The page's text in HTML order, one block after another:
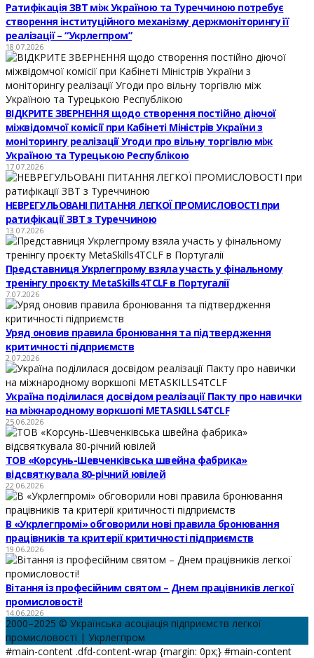
Ратифікація ЗВТ між Україною та Туреччиною потребує
створення інституційного механізму держмоніторингу її
реалізації – “Укрлегпром”
18.07.2026
ВІДКРИТЕ ЗВЕРНЕННЯ щодо створення постійно діючої
міжвідомчої комісії при Кабінеті Міністрів України з
моніторингу реалізації Угоди про вільну торгівлю між
Україною та Турецькою Республікою
17.07.2026
НЕВРЕГУЛЬОВАНІ ПИТАННЯ ЛЕГКОЇ ПРОМИСЛОВОСТІ при
ратифікації ЗВТ з Туреччиною
13.07.2026
Представниця Укрлегпрому взяла участь у фінальному
тренінгу проєкту MetaSkills4TCLF в Португалії
7.07.2026
Уряд оновив правила бронювання та підтвердження
критичності підприємств
2.07.2026
Україна поділилася досвідом реалізації Пакту про навички
на міжнародному воркшопі METASKILLS4TCLF
25.06.2026
ТОВ «Корсунь-Шевченківська швейна фабрика»
відсвяткувала 80-річний ювілей
22.06.2026
В «Укрлегпромі» обговорили нові правила бронювання
працівників та критерії критичності підприємств
19.06.2026
Вітання із професійним святом – Днем працівників легкої
промисловості!
14.06.2026
2000–2025 © Українська асоціація підприємств легкої
промисловості | Укрлегпром
#main-content .dfd-content-wrap {margin: 0px;} #main-content